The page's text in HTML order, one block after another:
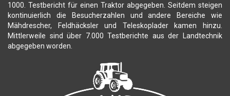
1000. Testbericht für einen Traktor abgegeben. Seitdem steigen
kontinuierlich die Besucherzahlen und andere Bereiche wie
Mähdrescher, Feldhäcksler und Teleskoplader kamen hinzu.
Mittlerweile sind über 7.000 Testberichte aus der Landtechnik
abgegeben worden.